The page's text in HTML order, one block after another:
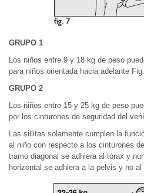
GRUPO 1
Los niños entre 9 y 18 kg de peso
para niños orientada hacia adelante
GRUPO 2
Los niños entre 15 y 25 kg de peso
por los cinturones de seguridad del
Las sillitas solamente cumplen la
al niño con respecto a los cinturones
tramo diagonal se adhiera al tórax y
horizontal se adhiera a la pelvis y no al